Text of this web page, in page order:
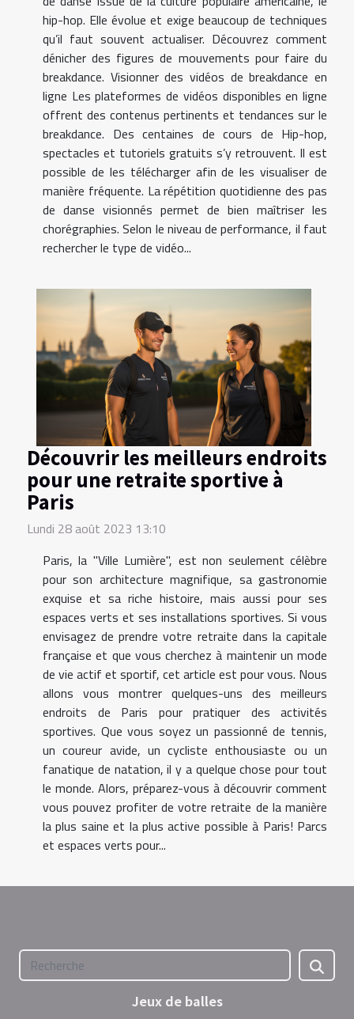
hip-hop. Elle évolue et exige beaucoup de techniques
qu’il faut souvent actualiser. Découvrez comment
dénicher des figures de mouvements pour faire du
breakdance. Visionner des vidéos de breakdance en
ligne Les plateformes de vidéos disponibles en ligne
offrent des contenus pertinents et tendances sur le
breakdance. Des centaines de cours de Hip-hop,
spectacles et tutoriels gratuits s’y retrouvent. Il est
possible de les télécharger afin de les visualiser de
manière fréquente. La répétition quotidienne des pas
de danse visionnés permet de bien maîtriser les
chorégraphies. Selon le niveau de performance, il faut
rechercher le type de vidéo...
Découvrir les meilleurs endroits
pour une retraite sportive à
Paris
Lundi 28 août 2023 13:10
Paris, la "Ville Lumière", est non seulement célèbre
pour son architecture magnifique, sa gastronomie
exquise et sa riche histoire, mais aussi pour ses
espaces verts et ses installations sportives. Si vous
envisagez de prendre votre retraite dans la capitale
française et que vous cherchez à maintenir un mode
de vie actif et sportif, cet article est pour vous. Nous
allons vous montrer quelques-uns des meilleurs
endroits de Paris pour pratiquer des activités
sportives. Que vous soyez un passionné de tennis,
un coureur avide, un cycliste enthousiaste ou un
fanatique de natation, il y a quelque chose pour tout
le monde. Alors, préparez-vous à découvrir comment
vous pouvez profiter de votre retraite de la manière
la plus saine et la plus active possible à Paris! Parcs
et espaces verts pour...
Jeux de balles